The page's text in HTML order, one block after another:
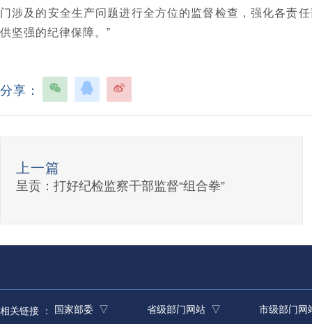
门涉及的安全生产问题进行全方位的监督检查，强化各责
供坚强的纪律保障。”
分享：
上一篇
呈贡：打好纪检监察干部监督“组合拳”
相关链接 ： 国家部委 ▽ 省级部门网站 ▽ 市级部门